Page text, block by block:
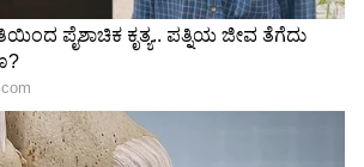
ತುಂಡುಗಳಾಗಿ ಹರಿದು ನಂತರ
ಮೂಲಕ ಅದನ್ನು ಹೇಗೆ ಮರುಬಳಕೆ
ಈ ವೀಡಿಯೊ ಮೂಲಕ